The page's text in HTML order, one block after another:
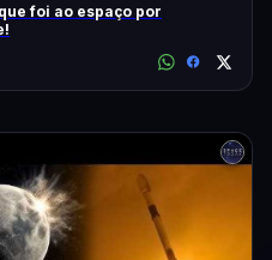
foi ao espaço por